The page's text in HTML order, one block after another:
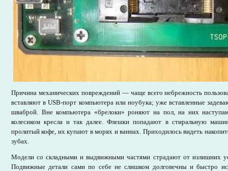
Причина механических повреждений — чаще всего небрежность
вставляют в USB-порт компьютера или ноубука; уже вставленные
шваброй. Вне компьютера «брелоки» роняют на пол, на них
колесиком кресла и так далее. Флешки попадают в стиральную
пролитый кофе, их купают в морях и ваннах. Приходилось видеть
зубах.
Модели со складными и выдвижными частями страдают от излишних
Подвижные детали сами по себе не слишком долговечны и быстро